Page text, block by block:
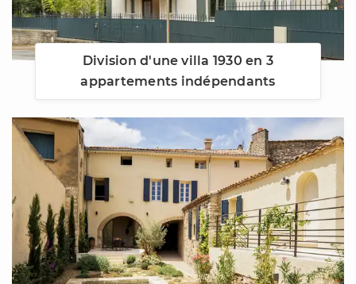
Division d'une villa 1930 en 3
appartements indépendants